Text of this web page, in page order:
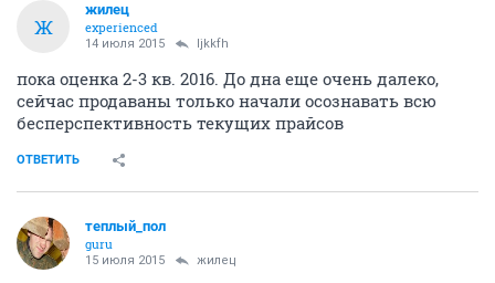
Ж
жилец
experienced
14 июля 2015 ljkkfh
пока оценка 2-3 кв. 2016. До дна еще очень далеко,
сейчас продаваны только начали осознавать всю
бесперспективность текущих прайсов
ОТВЕТИТЬ
теплый_пол
guru
15 июля 2015 жилец